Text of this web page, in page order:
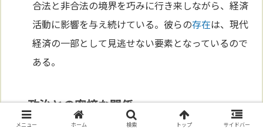
合法と非合法の境界を巧みに行き来しながら、経済
活動に影響を与え続けている。彼らの存在は、現代
経済の一部として見逃せない要素となっているので
ある。
政治との密接な関係
メニュー ホーム 検索 トップ サイドバー